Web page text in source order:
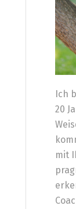
Ich
20
mit